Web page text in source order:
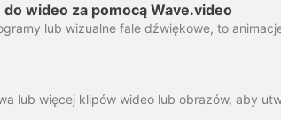
wideo za pomocą Wave.video